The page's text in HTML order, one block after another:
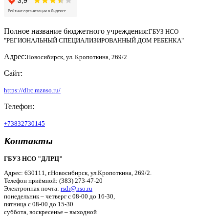
Полное название бюджетного учреждения:ГБУЗ НСО
"РЕГИОНАЛЬНЫЙ СПЕЦИАЛИЗИРОВАННЫЙ ДОМ РЕБЕНКА"
Адрес:Новосибирск, ул. Кропоткина, 269/2
Сайт:
https://dlrc.mznso.ru/
Телефон:
+73832730145
Контакты
ГБУЗ НСО "ДЛРЦ"
Адрес: 630111, г.Новосибирск, ул.Кропоткина, 269/2.
Телефон приёмной: (383) 273-47-20
Электронная почта: rsdr@nso.ru
понедельник – четверг с 08-00 до 16-30,
пятница с 08-00 до 15-30
суббота, воскресенье – выходной